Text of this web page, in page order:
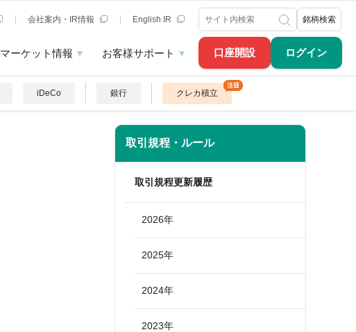
口座開設 ログイン
会社案内・IR情報 English IR 銘柄検索
マーケット情報 お客様サポート
iDeCo 銀行 クレカ積立
取引規程・ルール
取引規程更新履歴
2026年
2025年
2024年
2023年